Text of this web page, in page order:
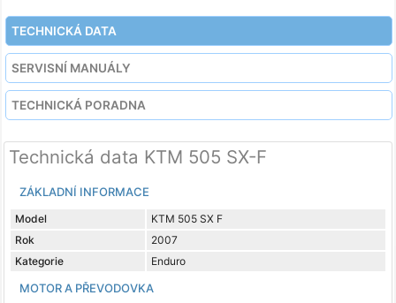
TECHNICKÁ DATA
SERVISNÍ MANUÁLY
TECHNICKÁ PORADNA
Technická data KTM 505 SX-F
ZÁKLADNÍ INFORMACE
Model
KTM 505 SX F
Rok
2007
Kategorie
Enduro
MOTOR A PŘEVODOVKA